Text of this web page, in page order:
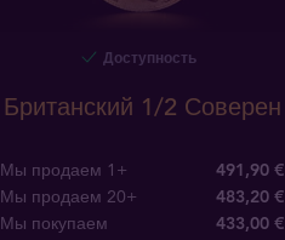
Доступность
Британский 1/2 Соверен
Мы продаем 1+
491,90 €
Мы продаем 20+
483,20 €
Мы покупаем
433,00 €